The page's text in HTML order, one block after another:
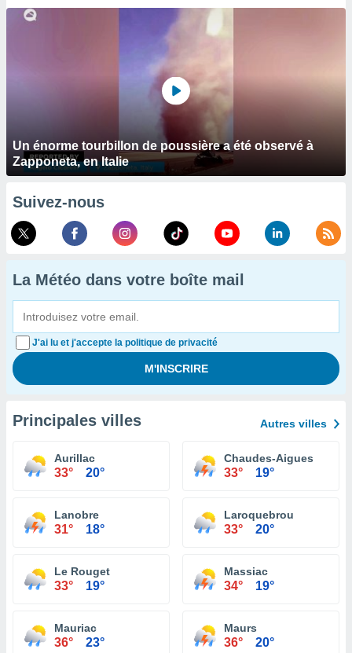
Un énorme tourbillon de poussière a été observé à
Zapponeta, en Italie
Suivez-nous
La Météo dans votre boîte mail
J'ai lu et j'accepte la politique de privacité
Principales villes Autres villes
Aurillac
33° 20°
Chaudes-Aigues
33° 19°
Lanobre
31° 18°
Laroquebrou
33° 20°
Le Rouget
33° 19°
Massiac
34° 19°
Mauriac
36° 23°
Maurs
36° 20°